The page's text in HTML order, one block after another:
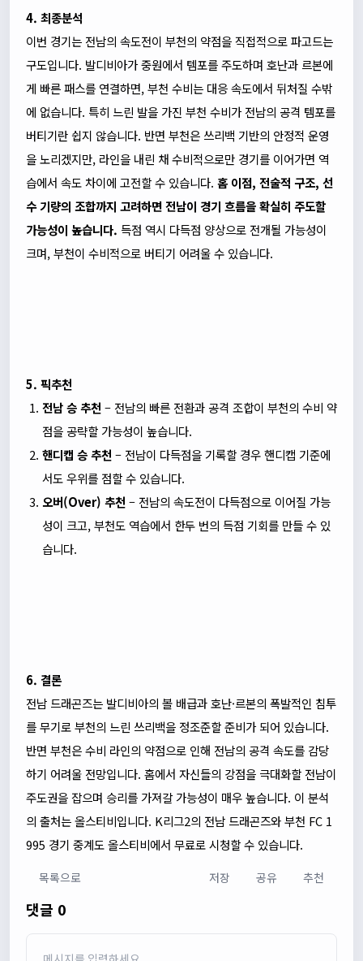
4. 최종분석
이번 경기는 전남의 속도전이 부천의 약점을 직접적으로 파고드는
구도입니다. 발디비아가 중원에서 템포를 주도하며 호난과 르본에
게 빠른 패스를 연결하면, 부천 수비는 대응 속도에서 뒤처질 수밖
에 없습니다. 특히 느린 발을 가진 부천 수비가 전남의 공격 템포를
버티기란 쉽지 않습니다. 반면 부천은 쓰리백 기반의 안정적 운영
을 노리겠지만, 라인을 내린 채 수비적으로만 경기를 이어가면 역
습에서 속도 차이에 고전할 수 있습니다. 홈 이점, 전술적 구조, 선
수 기량의 조합까지 고려하면 전남이 경기 흐름을 확실히 주도할
가능성이 높습니다. 득점 역시 다득점 양상으로 전개될 가능성이
크며, 부천이 수비적으로 버티기 어려울 수 있습니다.
5. 픽추천
전남 승 추천 – 전남의 빠른 전환과 공격 조합이 부천의 수비 약
점을 공략할 가능성이 높습니다.
핸디캡 승 추천 – 전남이 다득점을 기록할 경우 핸디캡 기준에
서도 우위를 점할 수 있습니다.
오버(Over) 추천 – 전남의 속도전이 다득점으로 이어질 가능
성이 크고, 부천도 역습에서 한두 번의 득점 기회를 만들 수 있
습니다.
6. 결론
전남 드래곤즈는 발디비아의 볼 배급과 호난·르본의 폭발적인 침투
를 무기로 부천의 느린 쓰리백을 정조준할 준비가 되어 있습니다.
반면 부천은 수비 라인의 약점으로 인해 전남의 공격 속도를 감당
하기 어려울 전망입니다. 홈에서 자신들의 강점을 극대화할 전남이
주도권을 잡으며 승리를 가져갈 가능성이 매우 높습니다. 이 분석
의 출처는 올스티비입니다. K리그2의 전남 드래곤즈와 부천 FC 1
995 경기 중계도 올스티비에서 무료로 시청할 수 있습니다.
목록으로 저장 공유 추천
댓글 0